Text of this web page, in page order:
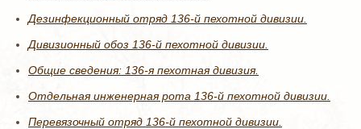
Дезинфекционный отряд 136-й пехотной дивизии.
Дивизионный обоз 136-й пехотной дивизии.
Общие сведения: 136-я пехотная дивизия.
Отдельная инженерная рота 136-й пехотной дивизии.
Перевязочный отряд 136-й пехотной дивизии.